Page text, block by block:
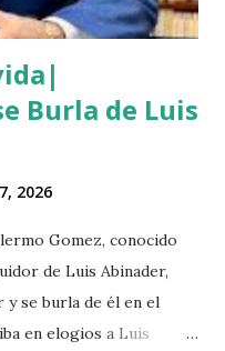
Burla de Luis
2026
Gomez, conocido
de Luis Abinader,
y se burla de él en el
en elogios a Luis